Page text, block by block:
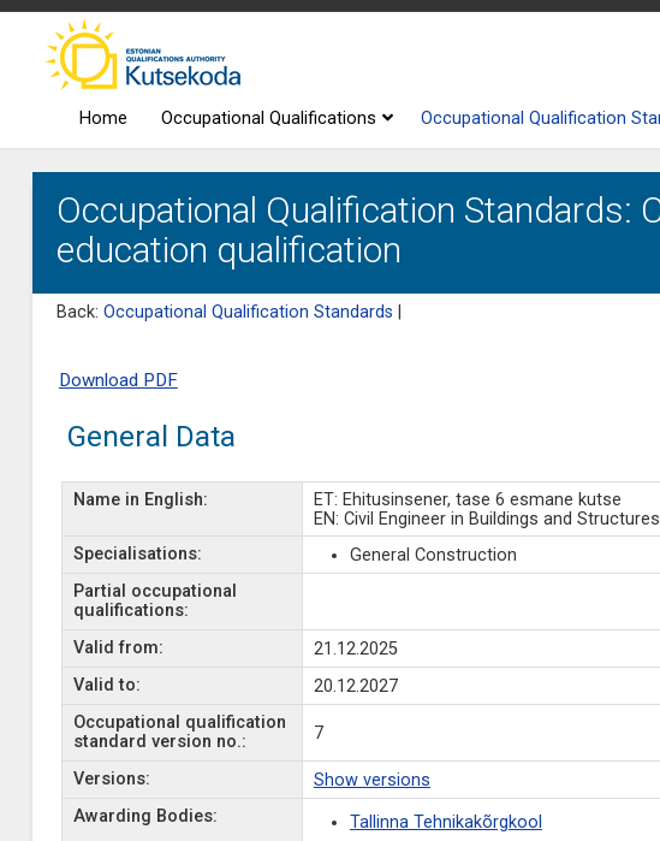
Home Occupational Qualifications Occupational Qualification
Occupational Qualification Standards:
education qualification
Back: Occupational Qualification Standards
Download PDF
General Data
Name in English:
ET: Ehitusinsener, tase 6 esmane kutse
EN: Civil Engineer in Buildings and
Specialisations:
General Construction
Partial occupational
qualifications:
Valid from:
21.12.2025
Valid to:
20.12.2027
Occupational qualification
standard version no.:
7
Versions:
Show versions
Awarding Bodies:
Tallinna Tehnikakõrgkool